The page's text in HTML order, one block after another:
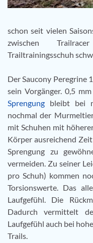
schon seit vielen
zwischen
Trailtrainingsschuh
Der Saucony Peregrine
sein Vorgänger. 0,5
Sprengung bleibt bei
nochmal der
mit Schuhen mit
Körper ausreichend
Sprengung zu
vermeiden. Zu seiner
pro Schuh) kommen
Torsionswerte. Das
Laufgefühl. Die
Dadurch vermittelt
Laufgefühl auch bei
Trails.